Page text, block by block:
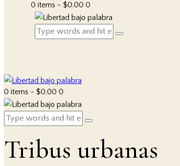
0 items - $0.00 0
0 items - $0.00 0
Tribus urbanas